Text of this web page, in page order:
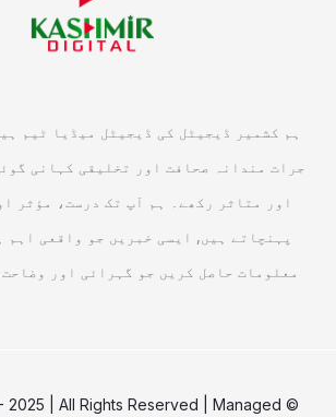
ہم کشمیر ڈیجیٹل کی ڈیجیٹل میڈیا ٹیم
جرات مندانہ صحافت اور تخلیقی کہانی
اور متاثر رکھے۔ ہم آپ تک درست، مؤثر
پہنچاتے ہیں, ایسی خبریں جو واقعی اہم
معلومات حاصل کریں جو گہرائی اور وضاحت
- 2025 | All Rights Reserved | Managed